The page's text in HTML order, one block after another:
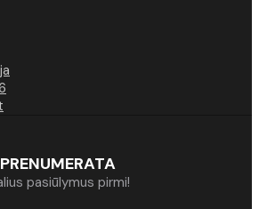
pasiūlymus pirmi!